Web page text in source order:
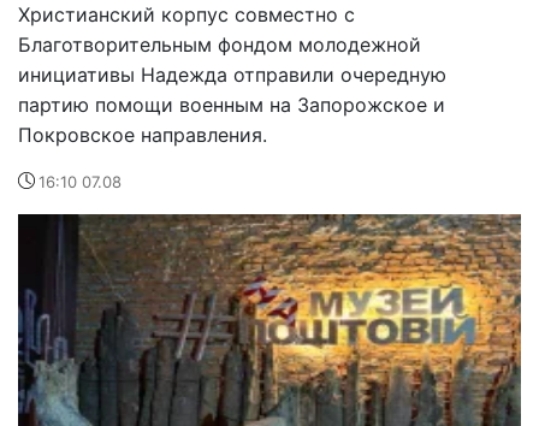
Христианский корпус совместно с
Благотворительным фондом молодежной
инициативы Надежда отправили очередную
партию помощи военным на Запорожское и
Покровское направления.
16:10 07.08